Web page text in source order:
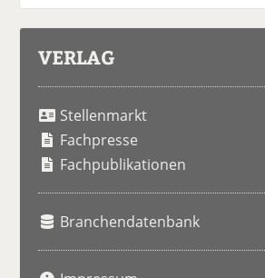
VERLAG
Stellenmarkt
Fachpresse
Fachpublikationen
Branchendatenbank